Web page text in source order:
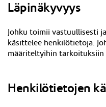
Läpinäkyvyys
Johku toimii vastuullisesti
käsittelee henkilötietoja.
määriteltyihin tarkoituksiin
Henkilötietojen